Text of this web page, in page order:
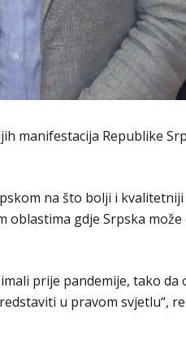
manifestacija Republike
na što bolji i kvalitetniji
gdje Srpska može
prije pandemije, tako da
u pravom svjetlu“,